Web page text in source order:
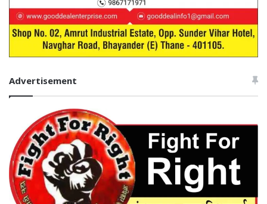
Advertisement